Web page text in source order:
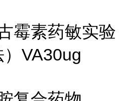
霉素药敏实验
VA30ug